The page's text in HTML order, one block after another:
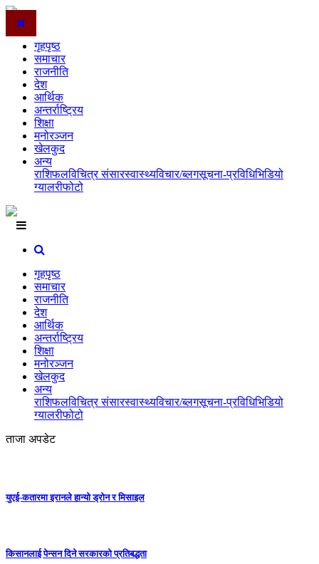
गृहपृष्ठ
समाचार
राजनीति
देश
आर्थिक
अन्तर्राष्ट्रिय
शिक्षा
मनोरञ्जन
खेलकुद
अन्य
राशिफलविचित्र संसारस्वास्थ्यविचार/ब्लगसूचना-प्रविधिभिडियो
ग्यालरीफोटो
गृहपृष्ठ
समाचार
राजनीति
देश
आर्थिक
अन्तर्राष्ट्रिय
शिक्षा
मनोरञ्जन
खेलकुद
अन्य
राशिफलविचित्र संसारस्वास्थ्यविचार/ब्लगसूचना-प्रविधिभिडियो
ग्यालरीफोटो
ताजा अपडेट
युएई-कतारमा इरानले हान्यो ड्रोन र मिसाइल
किसानलाई पेन्सन दिने सरकारको प्रतिबद्धता